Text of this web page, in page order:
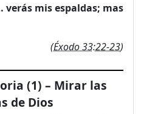
mis espaldas; mas
(Éxodo 33:22-23)
(1) – Mirar las
de Dios